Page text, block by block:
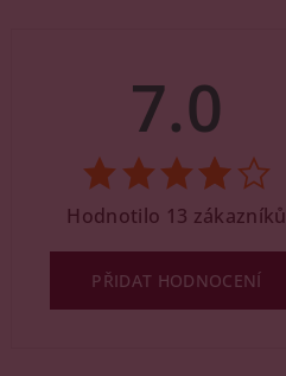
7.0
Hodnotilo 13 zákazníků
PŘIDAT HODNOCENÍ